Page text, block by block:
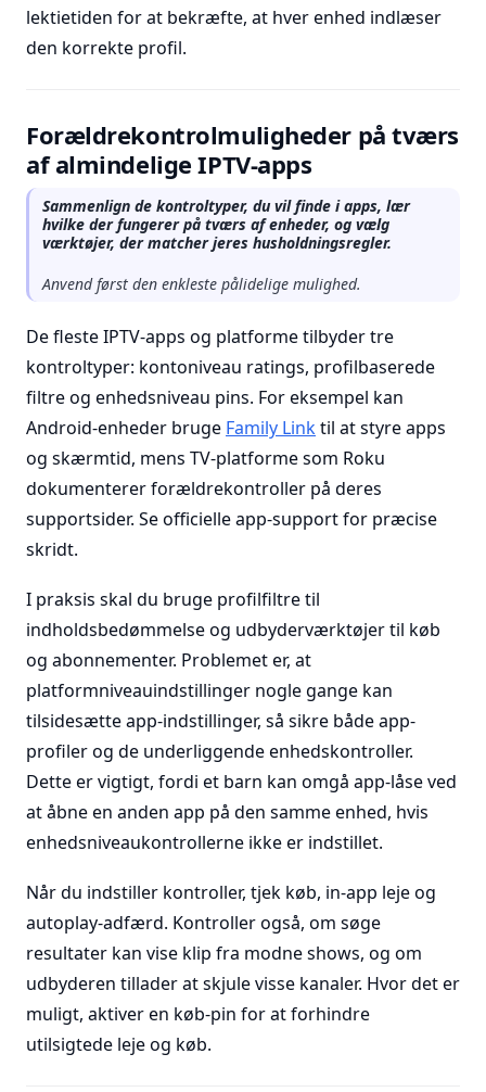
lektietiden for at bekræfte, at hver enhed indlæser
den korrekte profil.
Forældrekontrolmuligheder på tværs
af almindelige IPTV-apps
Sammenlign de kontroltyper, du vil finde i apps, lær
hvilke der fungerer på tværs af enheder, og vælg
værktøjer, der matcher jeres husholdningsregler.
Anvend først den enkleste pålidelige mulighed.
De fleste IPTV-apps og platforme tilbyder tre
kontroltyper: kontoniveau ratings, profilbaserede
filtre og enhedsniveau pins. For eksempel kan
Android-enheder bruge Family Linktil at styre apps
og skærmtid, mens TV-platforme som Roku
dokumenterer forældrekontroller på deres
supportsider. Se officielle app-support for præcise
skridt.
I praksis skal du bruge profilfiltre til
indholdsbedømmelse og udbyderværktøjer til køb
og abonnementer. Problemet er, at
platformniveauindstillinger nogle gange kan
tilsidesætte app-indstillinger, så sikre både app-
profiler og de underliggende enhedskontroller.
Dette er vigtigt, fordi et barn kan omgå app-låse ved
at åbne en anden app på den samme enhed, hvis
enhedsniveaukontrollerne ikke er indstillet.
Når du indstiller kontroller, tjek køb, in-app leje og
autoplay-adfærd. Kontroller også, om søge
resultater kan vise klip fra modne shows, og om
udbyderen tillader at skjule visse kanaler. Hvor det er
muligt, aktiver en køb-pin for at forhindre
utilsigtede leje og køb.